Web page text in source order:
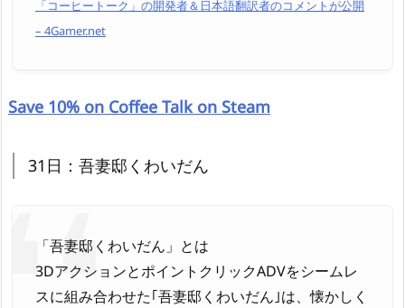
「コーヒートーク」の開発者＆日本語翻訳者のコメントが公開
– 4Gamer.net
Save 10% on Coffee Talk on Steam
31日：吾妻邸くわいだん
「吾妻邸くわいだん」とは
3DアクションとポイントクリックADVをシームレ
スに組み合わせた｢吾妻邸くわいだん｣は、懐かしく